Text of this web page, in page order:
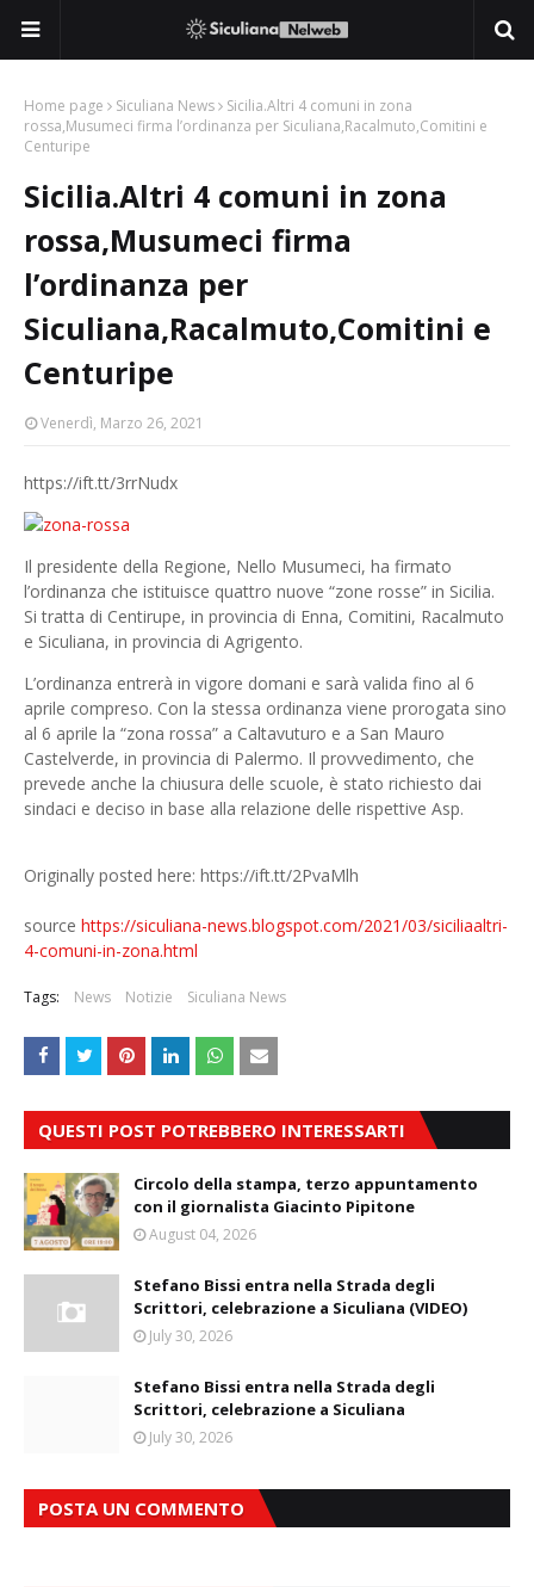
Home page Siculiana News
Sicilia.Altri 4 comuni in zona
rossa,Musumeci firma l’ordinanza per Siculiana,Racalmuto,Comitini e
Centuripe
Sicilia.Altri 4 comuni in zona
rossa,Musumeci firma
l’ordinanza per
Siculiana,Racalmuto,Comitini e
Centuripe
Venerdì, Marzo 26, 2021
https://ift.tt/3rrNudx
Il presidente della Regione, Nello Musumeci, ha firmato
l’ordinanza che istituisce quattro nuove “zone rosse” in Sicilia.
Si tratta di Centirupe, in provincia di Enna, Comitini, Racalmuto
e Siculiana, in provincia di Agrigento.
L’ordinanza entrerà in vigore domani e sarà valida fino al 6
aprile compreso. Con la stessa ordinanza viene prorogata sino
al 6 aprile la “zona rossa” a Caltavuturo e a San Mauro
Castelverde, in provincia di Palermo. Il provvedimento, che
prevede anche la chiusura delle scuole, è stato richiesto dai
sindaci e deciso in base alla relazione delle rispettive Asp.
Originally posted here: https://ift.tt/2PvaMlh
source https://siculiana-news.blogspot.com/2021/03/siciliaaltri-
4-comuni-in-zona.html
Tags: News Notizie Siculiana News
QUESTI POST POTREBBERO INTERESSARTI
Circolo della stampa, terzo appuntamento
con il giornalista Giacinto Pipitone
August 04, 2026
Stefano Bissi entra nella Strada degli
Scrittori, celebrazione a Siculiana (VIDEO)
July 30, 2026
Stefano Bissi entra nella Strada degli
Scrittori, celebrazione a Siculiana
July 30, 2026
POSTA UN COMMENTO